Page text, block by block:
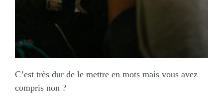
C’est très dur de le mettre en mots mais vous avez
compris non ?